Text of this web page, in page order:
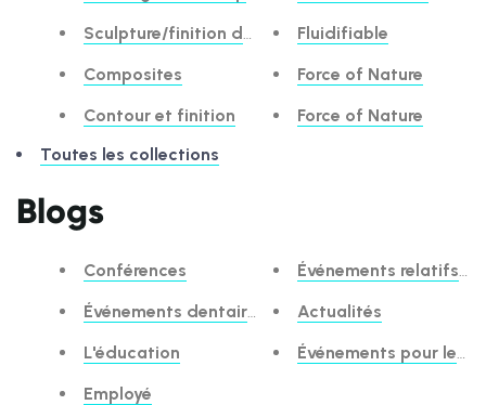
Sculpture/finition des composites
Composites
Contour et finition
Fluidifiable
Force of Nature
Force of Nature
Toutes les collections
Blogs
Conférences
Événements dentaires
L'éducation
Employé
Événements relatifs à
Actualités
Événements pour les